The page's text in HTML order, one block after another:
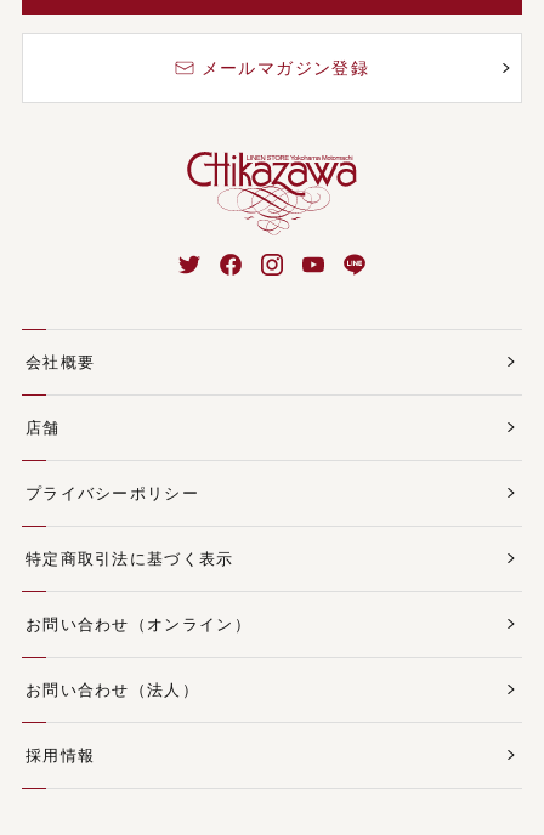
メールマガジン登録
会社概要
店舗
プライバシーポリシー
特定商取引法に基づく表示
お問い合わせ（オンライン）
お問い合わせ（法人）
採用情報